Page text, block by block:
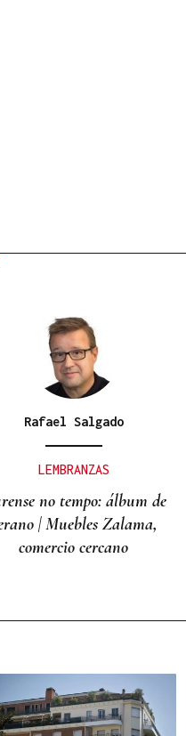
Rafael Salgado
LEMBRANZAS
no tempo: álbum de
| Muebles Zalama,
comercio cercano